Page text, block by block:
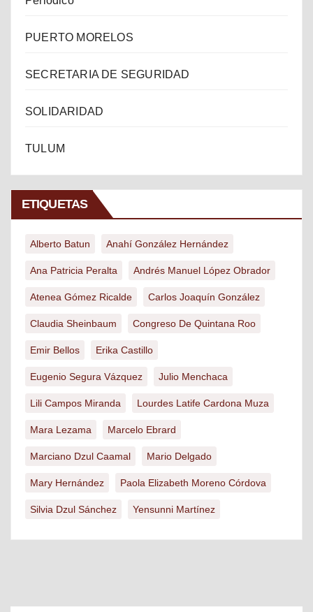
PUERTO MORELOS
SECRETARIA DE SEGURIDAD
SOLIDARIDAD
TULUM
ETIQUETAS
Alberto Batun Anahí González Hernández
Ana Patricia Peralta Andrés Manuel López Obrador
Atenea Gómez Ricalde Carlos Joaquín González
Claudia Sheinbaum Congreso De Quintana Roo
Emir Bellos Erika Castillo
Eugenio Segura Vázquez Julio Menchaca
Lili Campos Miranda Lourdes Latife Cardona Muza
Mara Lezama Marcelo Ebrard
Marciano Dzul Caamal Mario Delgado
Mary Hernández Paola Elizabeth Moreno Córdova
Silvia Dzul Sánchez Yensunni Martínez